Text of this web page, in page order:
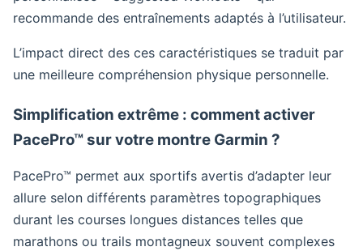
recommande des entraînements adaptés à l’utilisateur.
L’impact direct des ces caractéristiques se traduit par
une meilleure compréhension physique personnelle.
Simplification extrême : comment activer
PacePro™ sur votre montre Garmin ?
PacePro™ permet aux sportifs avertis d’adapter leur
allure selon différents paramètres topographiques
durant les courses longues distances telles que
marathons ou trails montagneux souvent complexes